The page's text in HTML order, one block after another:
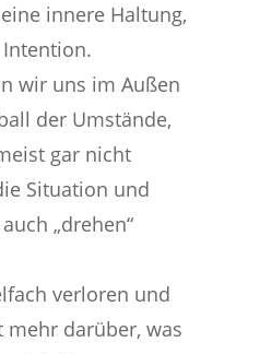
innere Haltung,
wir uns im Außen
der Umstände,
gar nicht
Situation und
„drehen“
verloren und
mehr darüber, was